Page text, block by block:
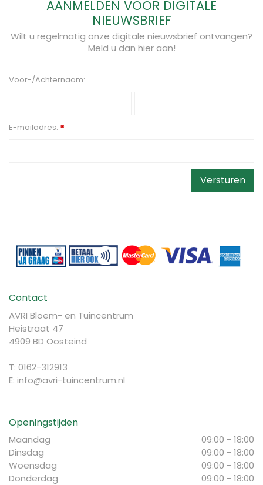
AANMELDEN VOOR DIGITALE
NIEUWSBRIEF
Wilt u regelmatig onze digitale nieuwsbrief ontvangen?
Meld u dan hier aan!
Voor-/Achternaam:
E-mailadres: *
Contact
AVRI Bloem- en Tuincentrum
Heistraat 47
4909 BD Oosteind
T: 0162-312913
E: info@avri-tuincentrum.nl
Openingstijden
Maandag
09:00 - 18:00
Dinsdag
09:00 - 18:00
Woensdag
09:00 - 18:00
Donderdag
09:00 - 18:00